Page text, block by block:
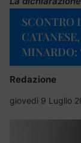
SCONTRO
MINARDO:
Redazione
giovedì 9 Luglio